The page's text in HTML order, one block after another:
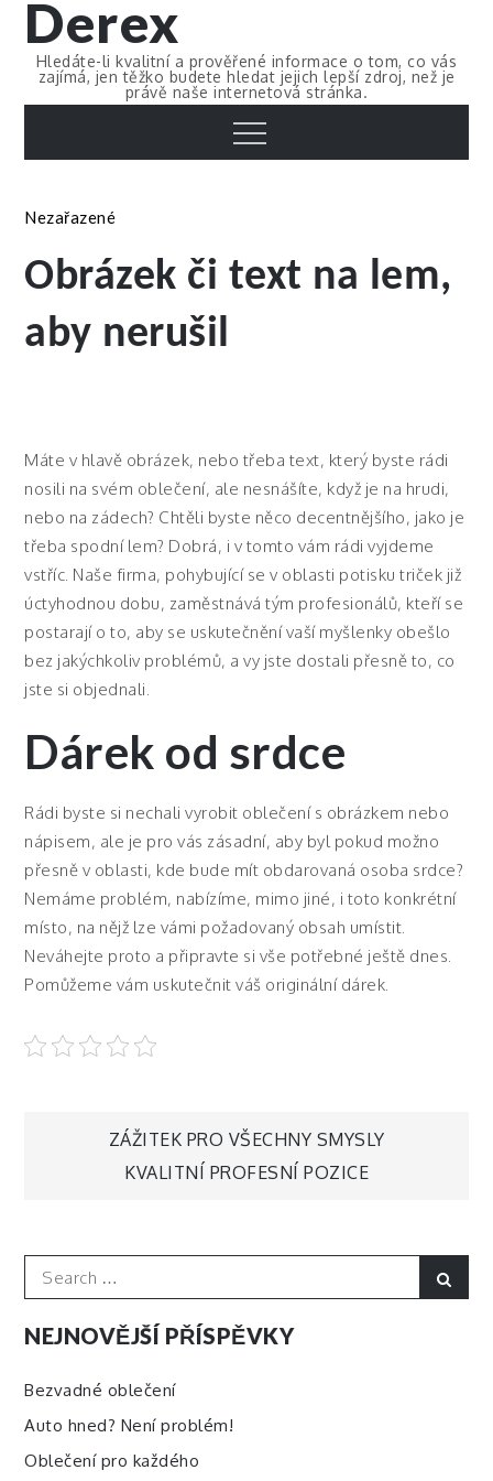
Skip
content
Derex
Hledáte-li kvalitní a prověřené informace o tom, co vás
zajímá, jen těžko budete hledat jejich lepší zdroj, než je
právě naše internetová stránka.
Menu
Nezařazené
Obrázek či text na lem,
aby nerušil
Máte v hlavě obrázek, nebo třeba text, který byste rádi
nosili na svém oblečení, ale nesnášíte, když je na hrudi,
nebo na zádech? Chtěli byste něco decentnějšího, jako je
třeba spodní lem? Dobrá, i v tomto vám rádi vyjdeme
vstříc. Naše firma, pohybující se v oblasti potisku triček již
úctyhodnou dobu, zaměstnává tým profesionálů, kteří se
postarají o to, aby se uskutečnění vaší myšlenky obešlo
bez jakýchkoliv problémů, a vy jste dostali přesně to, co
jste si objednali.
Dárek od srdce
Rádi byste si nechali vyrobit oblečení s obrázkem nebo
nápisem, ale je pro vás zásadní, aby byl pokud možno
přesně v oblasti, kde bude mít obdarovaná osoba srdce?
Nemáme problém, nabízíme, mimo jiné, i toto konkrétní
místo, na nějž lze vámi požadovaný obsah umístit.
Neváhejte proto a připravte si vše potřebné ještě dnes.
Pomůžeme vám uskutečnit váš originální dárek.
Navigace
příspěvek
ZÁŽITEK PRO VŠECHNY SMYSLY
KVALITNÍ PROFESNÍ POZICE
Search
for:
NEJNOVĚJŠÍ PŘÍSPĚVKY
Bezvadné oblečení
Auto hned? Není problém!
Oblečení pro každého